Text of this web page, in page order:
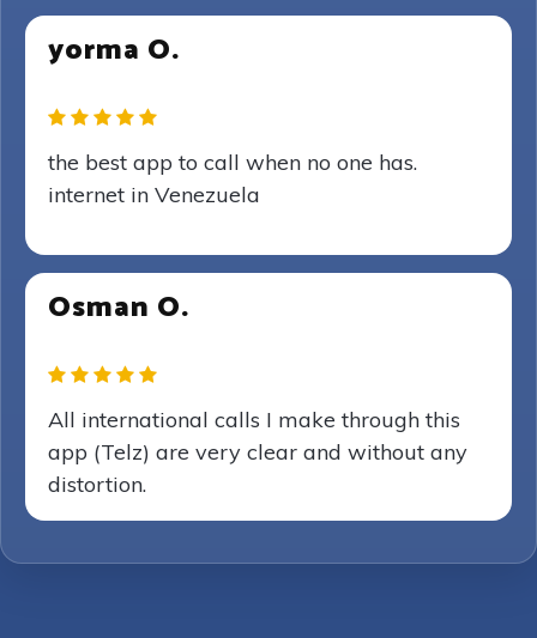
yorma O.
the best app to call when no one has.
internet in Venezuela
Osman O.
All international calls I make through this
app (Telz) are very clear and without any
distortion.